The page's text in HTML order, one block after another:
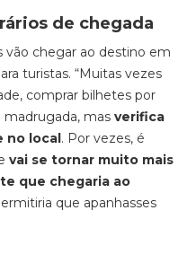
de chegada
vão chegar ao destino em
turistas. “Muitas vezes
comprar bilhetes por
madrugada, mas verifica
no local. Por vezes, é
vai se tornar muito mais
que chegaria ao
que apanhasses